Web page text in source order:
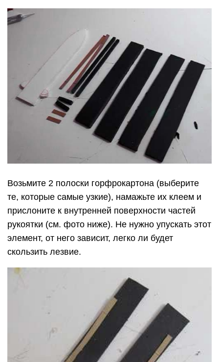
Возьмите 2 полоски горфрокартона (выберите
те, которые самые узкие), намажьте их клеем и
прислоните к внутренней поверхности частей
рукоятки (см. фото ниже). Не нужно упускать этот
элемент, от него зависит, легко ли будет
скользить лезвие.